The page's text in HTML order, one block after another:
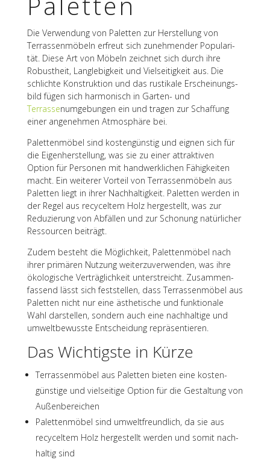
Die Verwen­dung von Palet­ten zur Herstel­lung von
Terras­sen­mö­beln erfreut sich zuneh­men­der Popu­la­ri­
tät. Diese Art von Möbeln zeich­net sich durch ihre
Robust­heit, Lang­le­big­keit und Viel­sei­tig­keit aus. Die
schlichte Konstruk­tion und das rusti­kale Erschei­nungs­
bild fügen sich harmo­nisch in Garten- und
Terrassenumge­bun­gen ein und tragen zur Schaf­fung
einer ange­neh­men Atmo­sphäre bei.
Palet­ten­mö­bel sind kosten­güns­tig und eignen sich für
die Eigen­her­stel­lung, was sie zu einer attrak­ti­ven
Option für Perso­nen mit hand­werk­li­chen Fähig­kei­ten
macht. Ein weite­rer Vorteil von Terras­sen­mö­beln aus
Palet­ten liegt in ihrer Nach­hal­tig­keit. Palet­ten werden in
der Regel aus recy­cel­tem Holz herge­stellt, was zur
Redu­zie­rung von Abfäl­len und zur Scho­nung natür­li­cher
Ressour­cen beiträgt.
Zudem besteht die Möglich­keit, Palet­ten­mö­bel nach
ihrer primä­ren Nutzung weiter­zu­ver­wen­den, was ihre
ökolo­gi­sche Verträg­lich­keit unter­streicht. Zusam­men­
fas­send lässt sich fest­stel­len, dass Terras­sen­mö­bel aus
Palet­ten nicht nur eine ästhe­ti­sche und funk­tio­nale
Wahl darstel­len, sondern auch eine nach­hal­tige und
umwelt­be­wusste Entschei­dung repräsentieren.
Das Wich­tigste in Kürze
Terras­sen­mö­bel aus Palet­ten bieten eine kosten­
güns­tige und viel­sei­tige Option für die Gestal­tung von
Außenbereichen
Palet­ten­mö­bel sind umwelt­freund­lich, da sie aus
recy­cel­tem Holz herge­stellt werden und somit nach­
hal­tig sind